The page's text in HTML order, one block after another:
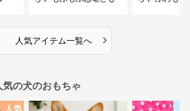
人気アイテム一覧へ ›
の犬のおもちゃ
人気